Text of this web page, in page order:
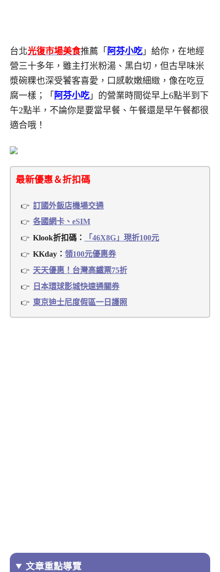
台北光復市場美食推薦「 阿芬小吃」給你，在地經
營三十多年，雖主打米粉湯、黑白切，但古早味米
漿碗粿也深受饕客喜愛，口感軟嫩細緻，像在吃豆
腐一樣；「 阿芬小吃」的營業時間從早上6點半到下
午2點半，不論你是要當早餐、午餐還是早午餐都很
適合哦！
最新優惠＆折扣碼
訂國外飯店機場交通
各國網卡、eSIM
Klook折扣碼：
「46X8G」現折100元
KKday： 領100元優惠券
天天優惠！台灣高鐵票75折
日本環球影城快速通關券
東京迪士尼度假區一日護照
文章重點導覽